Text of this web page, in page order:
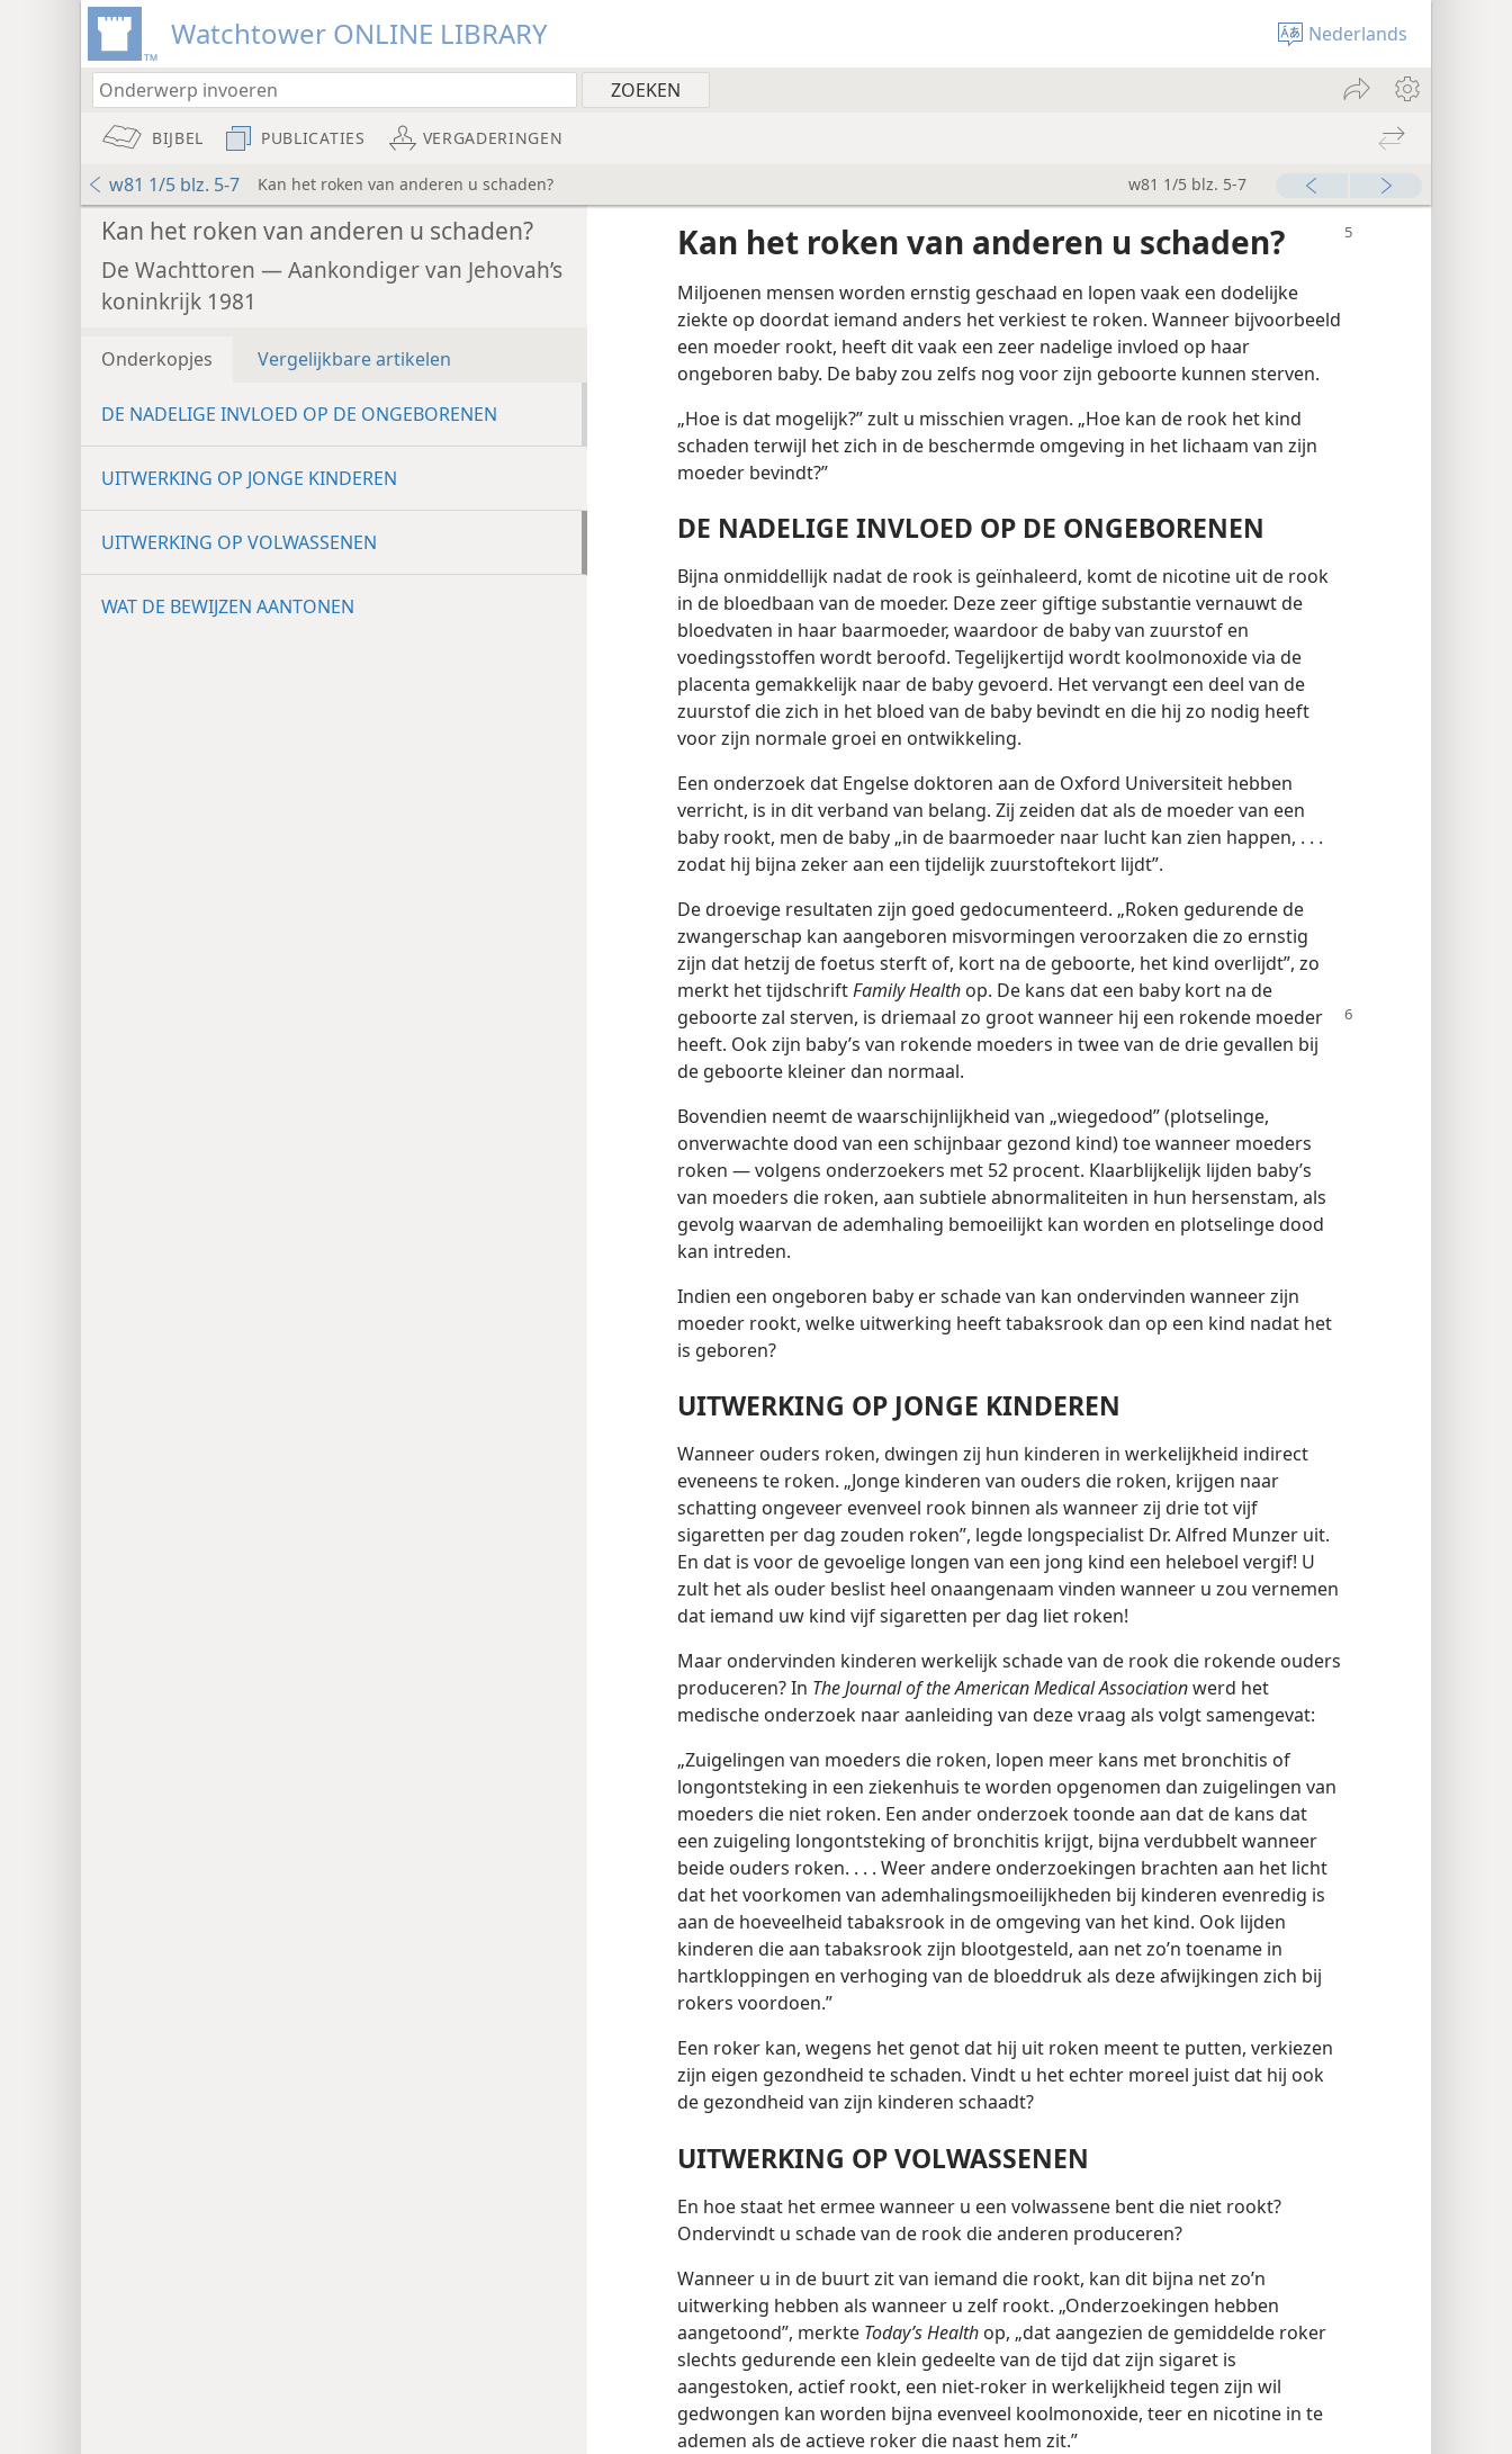
Watchtower ONLINE LIBRARY Nederlands
BIJBEL PUBLICATIES VERGADERINGEN
w81 1/5 blz. 5-7 Kan het roken van anderen u schaden? w81 1/5 blz. 5-7
Kan het roken van anderen u schaden?
De Wachttoren — Aankondiger van Jehovah’s
koninkrijk 1981
Onderkopjes Vergelijkbare artikelen
DE NADELIGE INVLOED OP DE ONGEBORENEN
UITWERKING OP JONGE KINDEREN
UITWERKING OP VOLWASSENEN
WAT DE BEWIJZEN AANTONEN
Kan het roken van anderen u schaden?
Miljoenen mensen worden ernstig geschaad en lopen vaak een dodelijke
ziekte op doordat iemand anders het verkiest te roken. Wanneer bijvoorbeeld
een moeder rookt, heeft dit vaak een zeer nadelige invloed op haar
ongeboren baby. De baby zou zelfs nog voor zijn geboorte kunnen sterven.
„Hoe is dat mogelijk?” zult u misschien vragen. „Hoe kan de rook het kind
schaden terwijl het zich in de beschermde omgeving in het lichaam van zijn
moeder bevindt?”
DE NADELIGE INVLOED OP DE ONGEBORENEN
Bijna onmiddellijk nadat de rook is geïnhaleerd, komt de nicotine uit de rook
in de bloedbaan van de moeder. Deze zeer giftige substantie vernauwt de
bloedvaten in haar baarmoeder, waardoor de baby van zuurstof en
voedingsstoffen wordt beroofd. Tegelijkertijd wordt koolmonoxide via de
placenta gemakkelijk naar de baby gevoerd. Het vervangt een deel van de
zuurstof die zich in het bloed van de baby bevindt en die hij zo nodig heeft
voor zijn normale groei en ontwikkeling.
Een onderzoek dat Engelse doktoren aan de Oxford Universiteit hebben
verricht, is in dit verband van belang. Zij zeiden dat als de moeder van een
baby rookt, men de baby „in de baarmoeder naar lucht kan zien happen, . . .
zodat hij bijna zeker aan een tijdelijk zuurstoftekort lijdt”.
De droevige resultaten zijn goed gedocumenteerd. „Roken gedurende de
zwangerschap kan aangeboren misvormingen veroorzaken die zo ernstig
zijn dat hetzij de foetus sterft of, kort na de geboorte, het kind overlijdt”, zo
merkt het tijdschriftFamily Health op. De kans dat een baby kort na de
geboorte zal sterven, is driemaal zo groot wanneer hij een rokende moeder
heeft. Ook zijn baby’s van rokende moeders in twee van de drie gevallen bij
de geboorte kleiner dan normaal.
Bovendien neemt de waarschijnlijkheid van „wiegedood” (plotselinge,
onverwachte dood van een schijnbaar gezond kind) toe wanneer moeders
roken — volgens onderzoekers met 52 procent. Klaarblijkelijk lijden baby’s
van moeders die roken, aan subtiele abnormaliteiten in hun hersenstam, als
gevolg waarvan de ademhaling bemoeilijkt kan worden en plotselinge dood
kan intreden.
Indien een ongeboren baby er schade van kan ondervinden wanneer zijn
moeder rookt, welke uitwerking heeft tabaksrook dan op een kind nadat het
is geboren?
UITWERKING OP JONGE KINDEREN
Wanneer ouders roken, dwingen zij hun kinderen in werkelijkheid indirect
eveneens te roken. „Jonge kinderen van ouders die roken, krijgen naar
schatting ongeveer evenveel rook binnen als wanneer zij drie tot vijf
sigaretten per dag zouden roken”, legde longspecialist Dr. Alfred Munzer uit.
En dat is voor de gevoelige longen van een jong kind een heleboel vergif! U
zult het als ouder beslist heel onaangenaam vinden wanneer u zou vernemen
dat iemand uw kind vijf sigaretten per dag liet roken!
Maar ondervinden kinderen werkelijk schade van de rook die rokende ouders
produceren? In The Journal of the American Medical Associationwerd het
medische onderzoek naar aanleiding van deze vraag als volgt samengevat:
„Zuigelingen van moeders die roken, lopen meer kans met bronchitis of
longontsteking in een ziekenhuis te worden opgenomen dan zuigelingen van
moeders die niet roken. Een ander onderzoek toonde aan dat de kans dat
een zuigeling longontsteking of bronchitis krijgt, bijna verdubbelt wanneer
beide ouders roken. . . . Weer andere onderzoekingen brachten aan het licht
dat het voorkomen van ademhalingsmoeilijkheden bij kinderen evenredig is
aan de hoeveelheid tabaksrook in de omgeving van het kind. Ook lijden
kinderen die aan tabaksrook zijn blootgesteld, aan net zo’n toename in
hartkloppingen en verhoging van de bloeddruk als deze afwijkingen zich bij
rokers voordoen.”
Een roker kan, wegens het genot dat hij uit roken meent te putten, verkiezen
zijn eigen gezondheid te schaden. Vindt u het echter moreel juist dat hij ook
de gezondheid van zijn kinderen schaadt?
UITWERKING OP VOLWASSENEN
En hoe staat het ermee wanneer u een volwassene bent die niet rookt?
Ondervindt u schade van de rook die anderen produceren?
Wanneer u in de buurt zit van iemand die rookt, kan dit bijna net zo’n
uitwerking hebben als wanneer u zelf rookt. „Onderzoekingen hebben
aangetoond”, merkte Today’s Health op, „dat aangezien de gemiddelde roker
slechts gedurende een klein gedeelte van de tijd dat zijn sigaret is
aangestoken, actief rookt, een niet-roker in werkelijkheid tegen zijn wil
gedwongen kan worden bijna evenveel koolmonoxide, teer en nicotine in te
ademen als de actieve roker die naast hem zit.”